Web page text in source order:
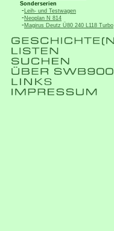
Sonderserien
-Leih- und Testwagen
-Neoplan N 814
-Magirus Deutz Ü80 240 L118 Turbo